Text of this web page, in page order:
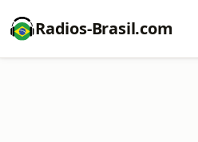
Radios-Brasil.com